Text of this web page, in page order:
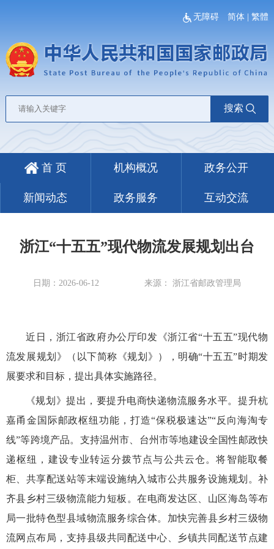
无障碍 简体 |繁體
搜索
首 页 机构概况 政务公开
新闻动态 政务服务 互动交流
浙江“十五五”现代物流发展规划出台
日期：2026-06-12 来源： 浙江省邮政管理局
近日，浙江省政府办公厅印发《浙江省“十五五”现代物
流发展规划》（以下简称《规划》），明确“十五五”时期发
展要求和目标，提出具体实施路径。
《规划》提出，要提升电商快递物流服务水平。提升杭
嘉甬金国际邮政枢纽功能，打造“保税极速达”“反向海淘专
线”等跨境产品。支持温州市、台州市等地建设全国性邮政快
递枢纽，建设专业转运分拨节点与公共云仓。将智能取餐
柜、共享配送站等末端设施纳入城市公共服务设施规划。补
齐县乡村三级物流能力短板。在电商发达区、山区海岛等布
局一批特色型县域物流服务综合体。加快完善县乡村三级物
流网点布局，支持县级共同配送中心、乡镇共同配送节点建